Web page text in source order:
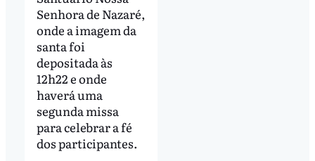
Senhora de Nazaré,
onde a imagem da
santa foi
depositada às
12h22 e onde
haverá uma
segunda missa
para celebrar a fé
dos participantes.